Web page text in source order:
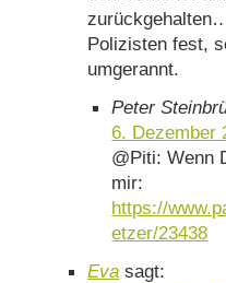
Polizisten fest,
umgerannt.
Peter
6. Dezember
@Piti: Wenn
mir:
https://
etzer/23438
Eva sagt: